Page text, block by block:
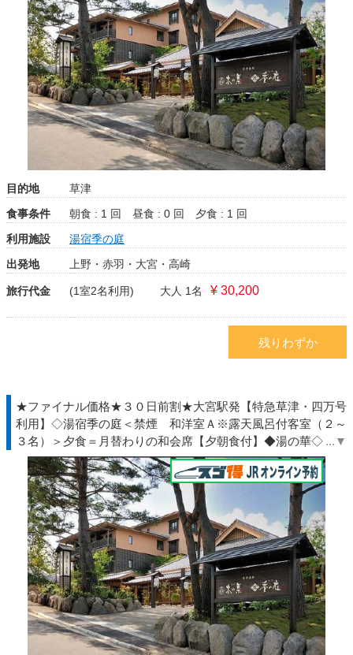
目的地
草津
食事条件
朝食 : 1 回 昼食 : 0 回
夕食 : 1 回
利用施設
湯宿季の庭
出発地
上野・赤羽・大宮・高崎
旅行代金 (1室2名利用) 大人 1名 ¥ 30,200
残りわずか
★ファイナル価格★３０日前割★大宮駅発【特急草津・四万号
利用】◇湯宿季の庭＜禁煙 和洋室Ａ※露天風呂付客室（２～
３名）＞夕食＝月替わりの和会席【夕朝食付】◆湯の華◇ＪＲ
きっぷ駅受取